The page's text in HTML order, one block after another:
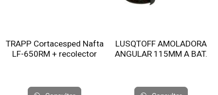
TRAPP Cortacesped Nafta
LF-650RM + recolector
LUSQTOFF AMOLADORA
ANGULAR 115MM A BAT.